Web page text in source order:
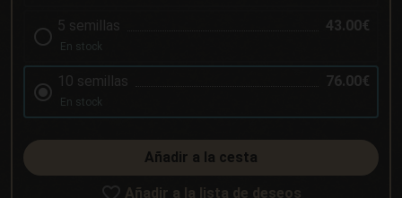
5 semillas 43.00€
En stock
10 semillas 76.00€
En stock
Añadir a la cesta
Añadir a la lista de deseos